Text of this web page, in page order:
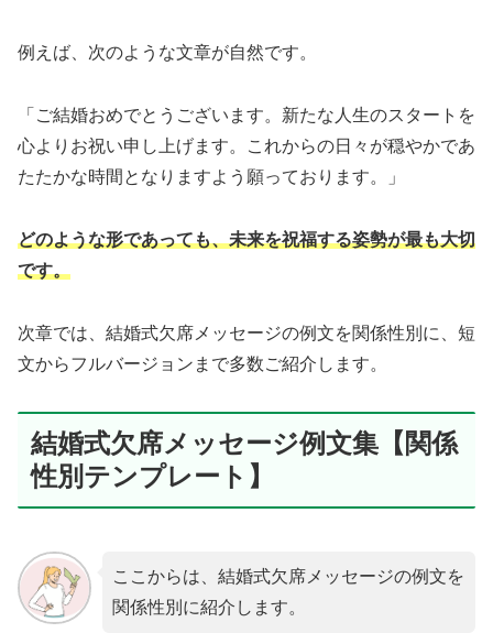
例えば、次のような文章が自然です。
「ご結婚おめでとうございます。新たな人生のスタートを
心よりお祝い申し上げます。これからの日々が穏やかであ
たたかな時間となりますよう願っております。」
どのような形であっても、未来を祝福する姿勢が最も大切
です。
次章では、結婚式欠席メッセージの例文を関係性別に、短
文からフルバージョンまで多数ご紹介します。
結婚式欠席メッセージ例文集【関係
性別テンプレート】
ここからは、結婚式欠席メッセージの例文を
関係性別に紹介します。